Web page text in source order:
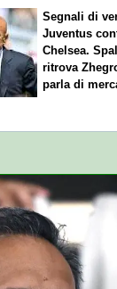
Segnali di
Juventus
Chelsea.
ritrova
parla di